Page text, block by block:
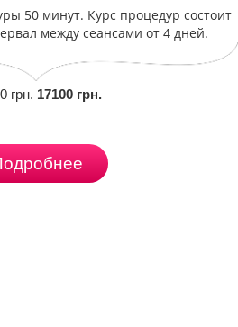
50 минут. Курс процедур состоит
между сеансами от 4 дней.
грн. 17100 грн.